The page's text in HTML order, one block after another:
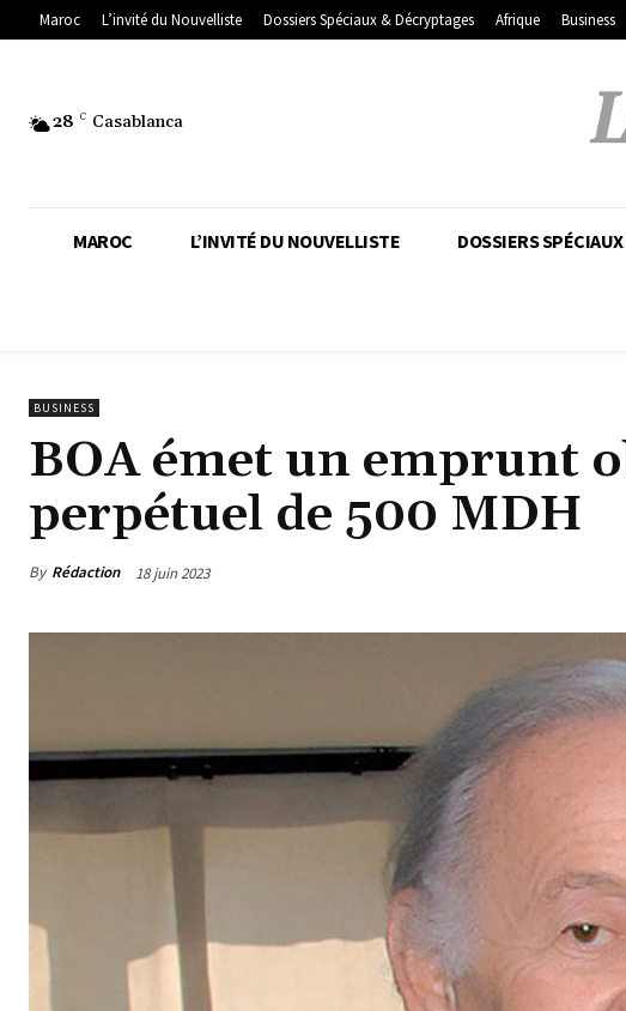
Maroc L’invité du Nouvelliste Dossiers Spéciaux & Décryptages Afrique Business
28 C Casablanca
MAROC L’INVITÉ DU NOUVELLISTE DOSSIERS
BUSINESS
BOA émet un emprunt
perpétuel de 500 MDH
By Rédaction 18 juin 2023